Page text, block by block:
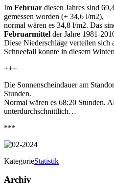
Im Februar diesen Jahres sind
gemessen worden (+ 34,6 l/m2),
normal wären es 34,8 l/m2. Das
Februarmittel der Jahre 1981-
Diese Niederschläge verteilen sich
Schneefall konnte in diesem
+++
Die Sonnenscheindauer am
Stunden.
Normal wären es 68:20 Stunden.
unterdurchschnittlich…
***
KategorieStatistik
Archiv